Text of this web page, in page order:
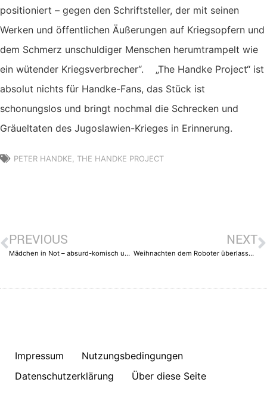
positioniert – gegen den Schriftsteller, der mit seinen
Werken und öffentlichen Äußerungen auf Kriegsopfern und
dem Schmerz unschuldiger Menschen herumtrampelt wie
ein wütender Kriegsverbrecher“. „The Handke Project“ ist
absolut nichts für Handke-Fans, das Stück ist
schonungslos und bringt nochmal die Schrecken und
Gräueltaten des Jugoslawien-Krieges in Erinnerung.
PETER HANDKE THE HANDKE PROJECT
PREVIOUS
Mädchen in Not – absurd-komisch und gesellschaftskritisch
NEXT
Weihnachten dem Roboter überlassen?
Impressum
Nutzungsbedingungen
Datenschutzerklärung
Über diese Seite